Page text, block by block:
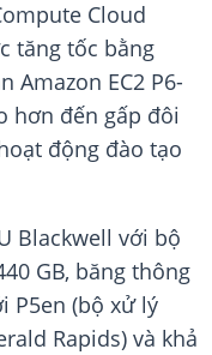
Cloud
tăng tốc bằng
Amazon EC2 P6-
hơn đến gấp đôi
động đào tạo
Blackwell với bộ
GB, băng thông
P5en (bộ xử lý
Rapids) và khả